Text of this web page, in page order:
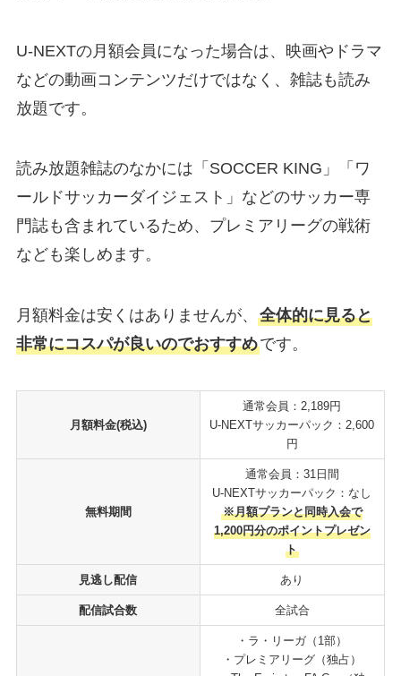
U-NEXTの月額会員になった場合は、映画やドラマ
などの動画コンテンツだけではなく、雑誌も読み
放題です。
読み放題雑誌のなかには「SOCCER KING」「ワ
ールドサッカーダイジェスト」などのサッカー専
門誌も含まれているため、プレミアリーグの戦術
なども楽しめます。
月額料金は安くはありませんが、 全体的に見ると
非常にコスパが良いのでおすすめです。
月額料金(税込)
通常会員：2,189円
U-NEXTサッカーパック：2,600
円
無料期間
通常会員：31日間
U-NEXTサッカーパック：なし
※月額プランと同時入会で
1,200円分のポイントプレゼン
ト
見逃し配信 あり
配信試合数 全試合
・ラ・リーガ（1部）
・プレミアリーグ（独占）